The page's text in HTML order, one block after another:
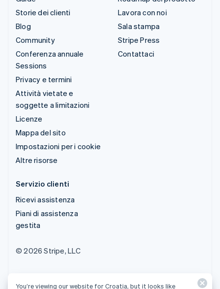
Storie dei clienti
Blog
Community
Conferenza annuale
Sessions
Privacy e termini
Attività vietate e
soggette a limitazioni
Licenze
Mappa del sito
Impostazioni per i cookie
Altre risorse
Lavora con noi
Sala stampa
Stripe Press
Contattaci
Servizio clienti
Ricevi assistenza
Piani di assistenza
gestita
© 2026 Stripe, LLC
You’re viewing our website for Croatia, but it looks like